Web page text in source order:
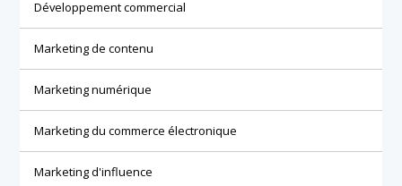
Développement commercial
Marketing de contenu
Marketing numérique
Marketing du commerce électronique
Marketing d'influence